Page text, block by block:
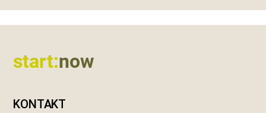
start:now
KONTAKT